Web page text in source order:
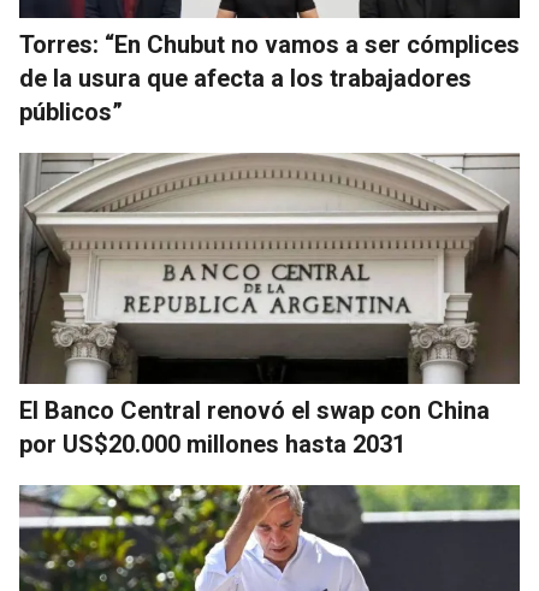
Torres: “En Chubut no vamos a ser cómplices
de la usura que afecta a los trabajadores
públicos”
El Banco Central renovó el swap con China
por US$20.000 millones hasta 2031